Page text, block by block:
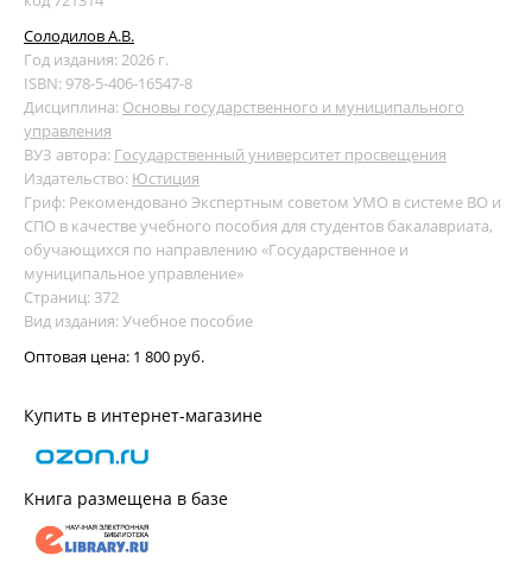
Солодилов А.В.
Год издания: 2026 г.
ISBN: 978-5-406-16547-8
Дисциплина: Основы государственного и муниципального
управления
ВУЗ автора: Государственный университет просвещения
Издательство: Юстиция
Гриф: Рекомендовано Экспертным советом УМО в системе ВО и
СПО в качестве учебного пособия для студентов бакалавриата,
обучающихся по направлению «Государственное и
муниципальное управление»
Страниц: 372
Вид издания: Учебное пособие
Оптовая цена: 1 800 руб.
Купить в интернет-магазине
Книга размещена в базе